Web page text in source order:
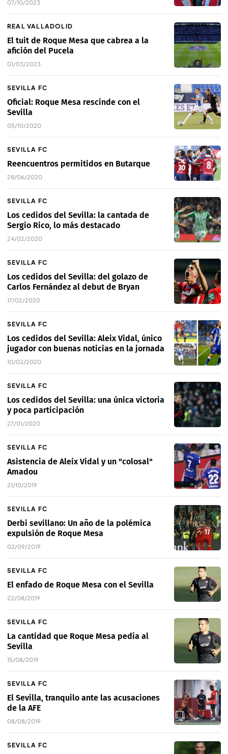
07/10/2023
REAL VALLADOLID
El tuit de Roque Mesa que cabrea a la
afición del Pucela
01/03/2023
SEVILLA FC
Oficial: Roque Mesa rescinde con el
Sevilla
05/10/2020
SEVILLA FC
Reencuentros permitidos en Butarque
28/06/2020
SEVILLA FC
Los cedidos del Sevilla: la cantada de
Sergio Rico, lo más destacado
24/02/2020
SEVILLA FC
Los cedidos del Sevilla: del golazo de
Carlos Fernández al debut de Bryan
17/02/2020
SEVILLA FC
Los cedidos del Sevilla: Aleix Vidal, único
jugador con buenas noticias en la jornada
10/02/2020
SEVILLA FC
Los cedidos del Sevilla: una única victoria
y poca participación
27/01/2020
SEVILLA FC
Asistencia de Aleix Vidal y un "colosal"
Amadou
21/10/2019
SEVILLA FC
Derbi sevillano: Un año de la polémica
expulsión de Roque Mesa
02/09/2019
SEVILLA FC
El enfado de Roque Mesa con el Sevilla
22/08/2019
SEVILLA FC
La cantidad que Roque Mesa pedía al
Sevilla
15/08/2019
SEVILLA FC
El Sevilla, tranquilo ante las acusaciones
de la AFE
08/08/2019
SEVILLA FC